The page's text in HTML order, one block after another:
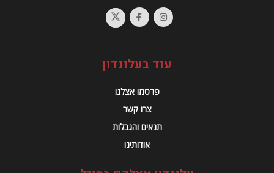
עוד בעלונדון
פרסמו אצלנו
צרו קשר
תנאים והגבלות
אודותינו